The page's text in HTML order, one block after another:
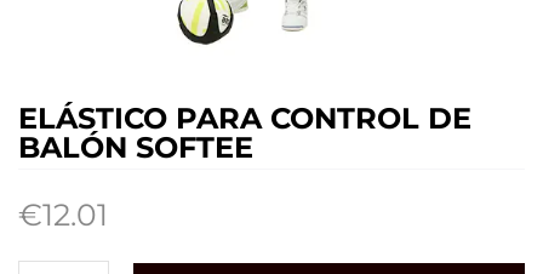
ELÁSTICO PARA CONTROL DE
BALÓN SOFTEE
€12.01